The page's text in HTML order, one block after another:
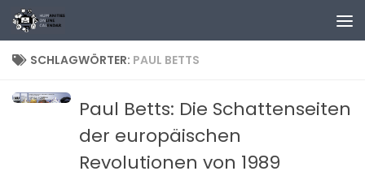
Zum Inhalt springen
SCHLAGWÖRTER: PAUL BETTS
Paul Betts: Die Schattenseiten
der europäischen
Revolutionen von 1989